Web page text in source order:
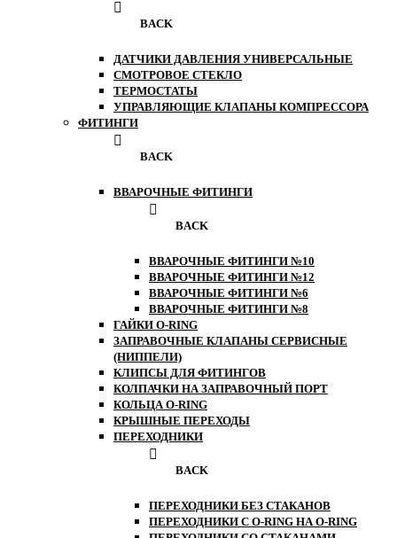
BACK
ДАТЧИКИ ДАВЛЕНИЯ УНИВЕРСАЛЬНЫЕ
СМОТРОВОЕ СТЕКЛО
ТЕРМОСТАТЫ
УПРАВЛЯЮЩИЕ КЛАПАНЫ КОМПРЕССОРА
ФИТИНГИ
BACK
ВВАРОЧНЫЕ ФИТИНГИ
BACK
ВВАРОЧНЫЕ ФИТИНГИ №10
ВВАРОЧНЫЕ ФИТИНГИ №12
ВВАРОЧНЫЕ ФИТИНГИ №6
ВВАРОЧНЫЕ ФИТИНГИ №8
ГАЙКИ O-RING
ЗАПРАВОЧНЫЕ КЛАПАНЫ СЕРВИСНЫЕ
(НИППЕЛИ)
КЛИПСЫ ДЛЯ ФИТИНГОВ
КОЛПАЧКИ НА ЗАПРАВОЧНЫЙ ПОРТ
КОЛЬЦА O-RING
КРЫШНЫЕ ПЕРЕХОДЫ
ПЕРЕХОДНИКИ
BACK
ПЕРЕХОДНИКИ БЕЗ СТАКАНОВ
ПЕРЕХОДНИКИ С O-RING НА O-RING